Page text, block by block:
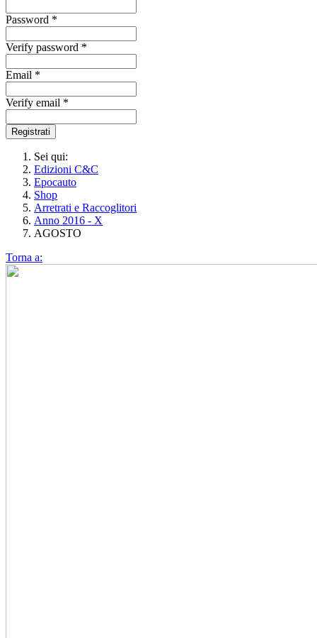
Password *
Verify password *
Email *
Verify email *
Registrati
Sei qui:
Edizioni C&C
Epocauto
Shop
Arretrati e Raccoglitori
Anno 2016 - X
AGOSTO
Torna a: